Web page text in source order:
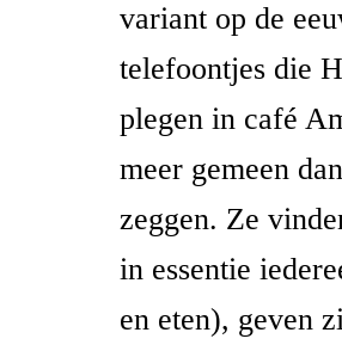
variant op de
telefoontjes die
plegen in café
meer gemeen
zeggen. Ze
in essentie
en eten), geven